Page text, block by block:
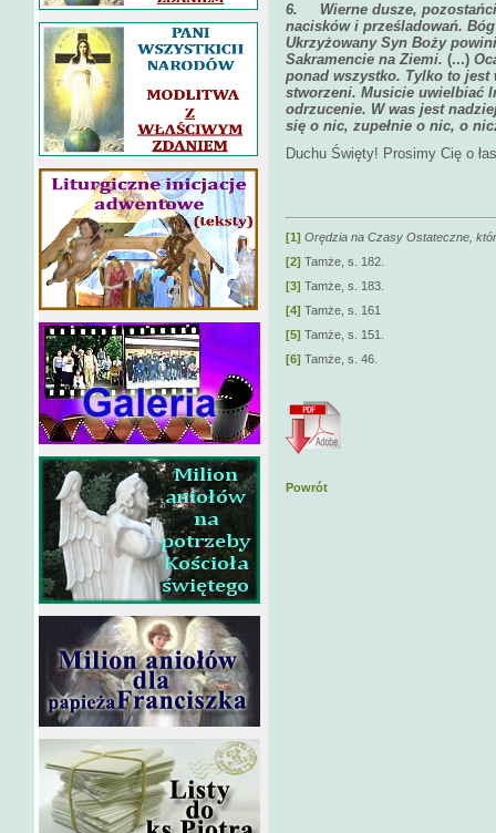
6. Wierne dusze,
nacisków i prześladowań.
Ukrzyżowany Syn Boży
Sakramencie na Ziemi. (...)
ponad wszystko. Tylko to
stworzeni. Musicie uwielbiać
odrzucenie. W was jest
się o nic, zupełnie o nic, o
Duchu Święty! Prosimy Cię o
[1] Orędzia na Czasy Ostateczne,
[2] Tamże, s. 182.
[3] Tamże, s. 183.
[4] Tamże, s. 161
[5] Tamże, s. 151.
[6] Tamże, s. 46.
Powrót